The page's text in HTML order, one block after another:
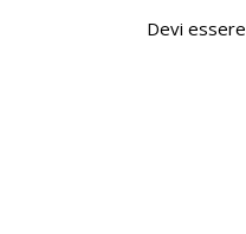
Devi essere